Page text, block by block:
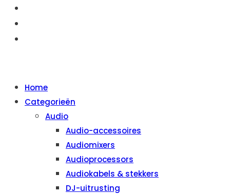
Home
Categorieën
Audio
Audio-accessoires
Audiomixers
Audioprocessors
Audiokabels & stekkers
DJ-uitrusting